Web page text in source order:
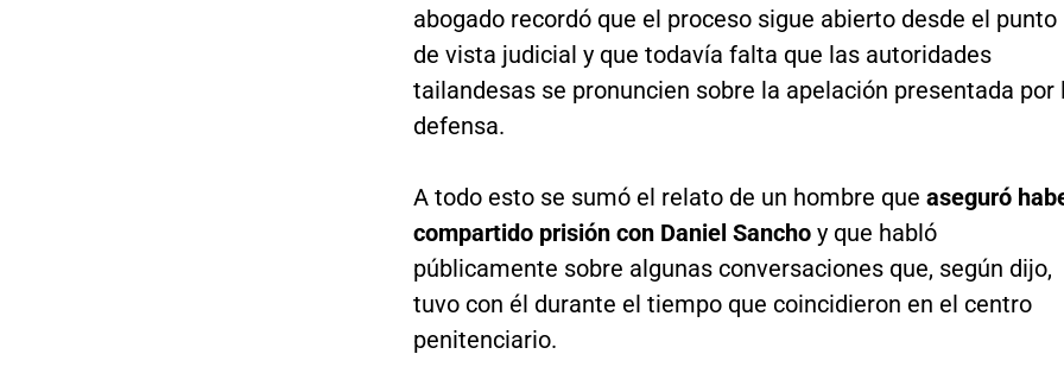
abogado recordó que el proceso sigue abierto desde el punto
de vista judicial y que todavía falta que las autoridades
tailandesas se pronuncien sobre la apelación presentada por
defensa.
A todo esto se sumó el relato de un hombre que aseguró
compartido prisión con Daniel Sanchoy que habló
públicamente sobre algunas conversaciones que, según dijo,
tuvo con él durante el tiempo que coincidieron en el centro
penitenciario.